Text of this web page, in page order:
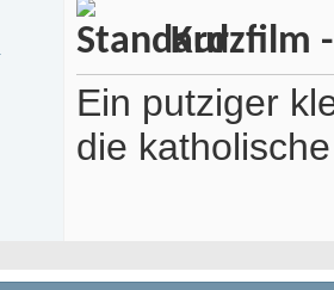
Kurzfilm
Ein putziger
die